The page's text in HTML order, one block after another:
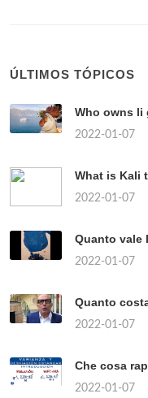
ÚLTIMOS TÓPICOS
Who owns li
2022-01-07
What is Kali
2022-01-07
Quanto vale
2022-01-07
Quanto
2022-01-07
Che cosa
2022-01-07